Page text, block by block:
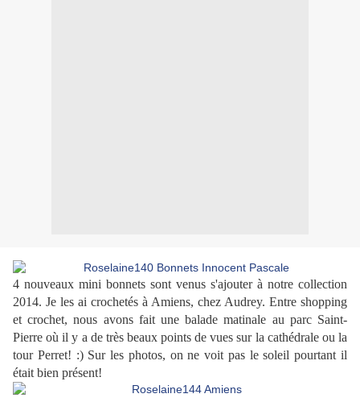
4 nouveaux mini bonnets sont venus s'ajouter à notre collection
2014. Je les ai crochetés à Amiens, chez Audrey. Entre shopping
et crochet, nous avons fait une balade matinale au parc Saint-
Pierre où il y a de très beaux points de vues sur la cathédrale ou la
tour Perret! :) Sur les photos, on ne voit pas le soleil pourtant il
était bien présent!